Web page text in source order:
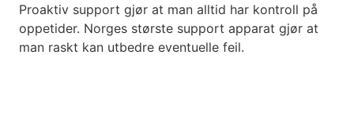
Proaktiv support gjør at man alltid har kontroll på
oppetider. Norges største support apparat gjør at
man raskt kan utbedre eventuelle feil.